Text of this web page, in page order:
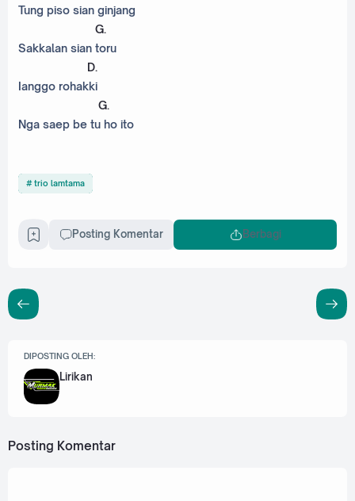
Tung piso sian ginjang
G.
Sakkalan sian toru
D.
Ianggo rohakki
G.
Nga saep be tu ho ito
trio lamtama
Posting Komentar Berbagi
DIPOSTING OLEH:
Lirikan
Posting Komentar